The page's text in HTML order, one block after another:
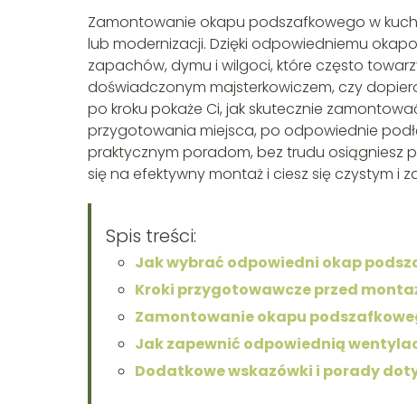
Zamontowanie okapu podszafkowego w
lub modernizacji. Dzięki odpowiedniemu
zapachów, dymu i wilgoci, które często
doświadczonym majsterkowiczem, czy
po kroku pokaże Ci, jak skutecznie
przygotowania miejsca, po odpowiednie
praktycznym poradom, bez trudu osiągniesz
się na efektywny montaż i ciesz się czystym i
Spis treści:
Jak wybrać odpowiedni okap
Kroki przygotowawcze przed
Zamontowanie okapu
Jak zapewnić odpowiednią
Dodatkowe wskazówki i porady